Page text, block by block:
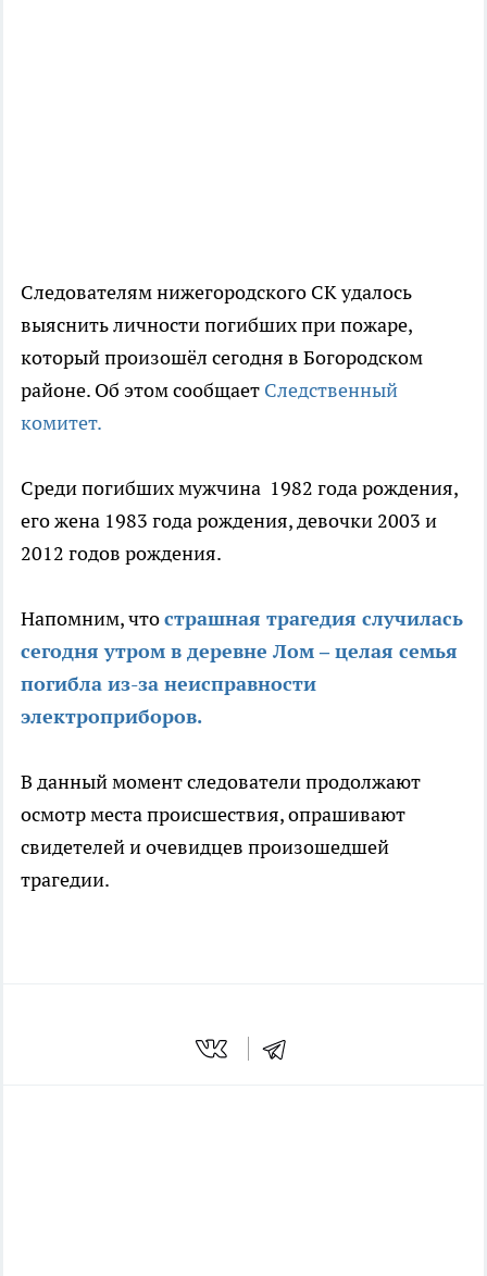
Следователям нижегородского СК удалось
выяснить личности погибших при пожаре,
который произошёл сегодня в Богородском
районе. Об этом сообщает Следственный
комитет.
Среди погибших мужчина 1982 года рождения,
его жена 1983 года рождения, девочки 2003 и
2012 годов рождения.
Напомним, чтострашная трагедия случилась
сегодня утром в деревне Лом – целая семья
погибла из-за неисправности
электроприборов.
В данный момент следователи продолжают
осмотр места происшествия, опрашивают
свидетелей и очевидцев произошедшей
трагедии.